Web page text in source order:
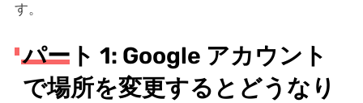
す。
パート 1: Google アカウント
で場所を変更するとどうなり